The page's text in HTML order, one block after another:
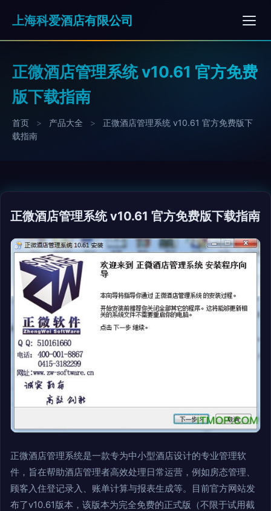
上海科爱酒店有限公司
正微酒店管理系统 v10.61 官方免费
版下载指南
首页 > 产品大全 >
正微酒店管理系统 v10.61 官方免费版下
载指南
正微酒店管理系统 v10.61 官方免费版下载指南
正微酒店管理系统是一款专为中小型酒店设计的专业管理软
件，旨在帮助酒店管理者高效处理日常运营，例如房态管理、
顾客入住登记录入、账单计算与报表生成等。目前官方网站发
布了v10.61版本，该版本为完全免费的正式版（不限于试用截